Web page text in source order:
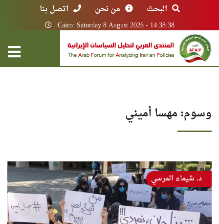
البحث من نحن اتصل بنا
Cairo: Saturday 8 August 2026 - 14:38:38
وسوم: مهسا أميني
د. شيماء المرسي